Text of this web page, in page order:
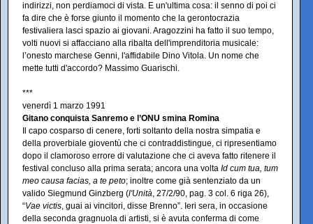
indirizzi, non perdiamoci di vista. E un'ultima cosa: il senno di poi ci
fa dire che è forse giunto il momento che la gerontocrazia
festivaliera lasci spazio ai giovani. Aragozzini ha fatto il suo tempo,
volti nuovi si affacciano alla ribalta dell'imprenditoria musicale:
l’onesto marchese Genni, l'affidabile Dino Vitola. Un nome che
mette tutti d'accordo? Massimo Guarischi.
***
venerdì 1 marzo 1991
Gitano conquista Sanremo e l’ONU smina Romina
Il capo cosparso di cenere, forti soltanto della nostra simpatia e
della proverbiale gioventù che ci contraddistingue, ci ripresentiamo
dopo il clamoroso errore di valutazione che ci aveva fatto ritenere il
festival concluso alla prima serata; ancora una volta Id cum tua, tum
meo causa facias, a te peto; inoltre come già sentenziato da un
valido Siegmund Ginzberg (l'Unità, 27/2/90, pag. 3 col. 6 riga 26),
“Vae victis, guai ai vincitori, disse Brenno”. Ieri sera, in occasione
della seconda gragnuola di artisti, si è avuta conferma di come